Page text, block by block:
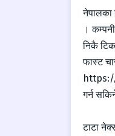
नेपालका
।
निकै
फास्ट
https://
गर्न
टाटा